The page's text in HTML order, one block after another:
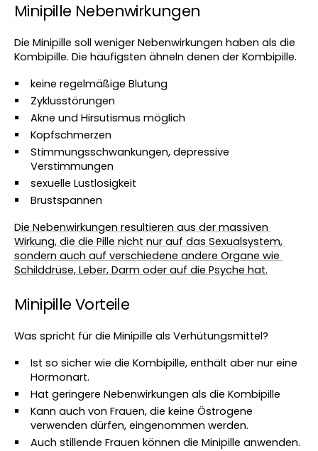
Minipille Nebenwirkungen
Die Minipille soll weniger Nebenwirkungen haben als die
Kombipille. Die häufigsten ähneln denen der Kombipille.
keine regelmäßige Blutung
Zyklusstörungen
Akne und Hirsutismus möglich
Kopfschmerzen
Stimmungsschwankungen, depressive
Verstimmungen
sexuelle Lustlosigkeit
Brustspannen
Die Nebenwirkungen resultieren aus der massiven
Wirkung, die die Pille nicht nur auf das Sexualsystem,
sondern auch auf verschiedene andere Organe wie
Schilddrüse, Leber, Darm oder auf die Psyche hat.
Minipille Vorteile
Was spricht für die Minipille als Verhütungsmittel?
Ist so sicher wie die Kombipille, enthält aber nur eine
Hormonart.
Hat geringere Nebenwirkungen als die Kombipille
Kann auch von Frauen, die keine Östrogene
verwenden dürfen, eingenommen werden.
Auch stillende Frauen können die Minipille anwenden.